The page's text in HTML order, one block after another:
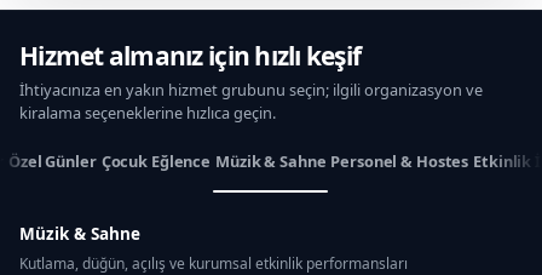
Hizmet almanız için hızlı keşif
İhtiyacınıza en yakın hizmet grubunu seçin; ilgili organizasyon ve
kiralama seçeneklerine hızlıca geçin.
Özel Günler Çocuk Eğlence Müzik & Sahne Personel & Hostes Etkinlik
Müzik & Sahne
Kutlama, düğün, açılış ve kurumsal etkinlik performansları